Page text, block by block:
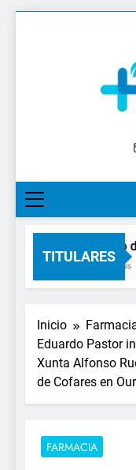
TITULARES
El impacto
20 Horas Atrás
Inicio
Eduardo Pastor
Xunta Alfonso
de Cofares en
FARMACIA